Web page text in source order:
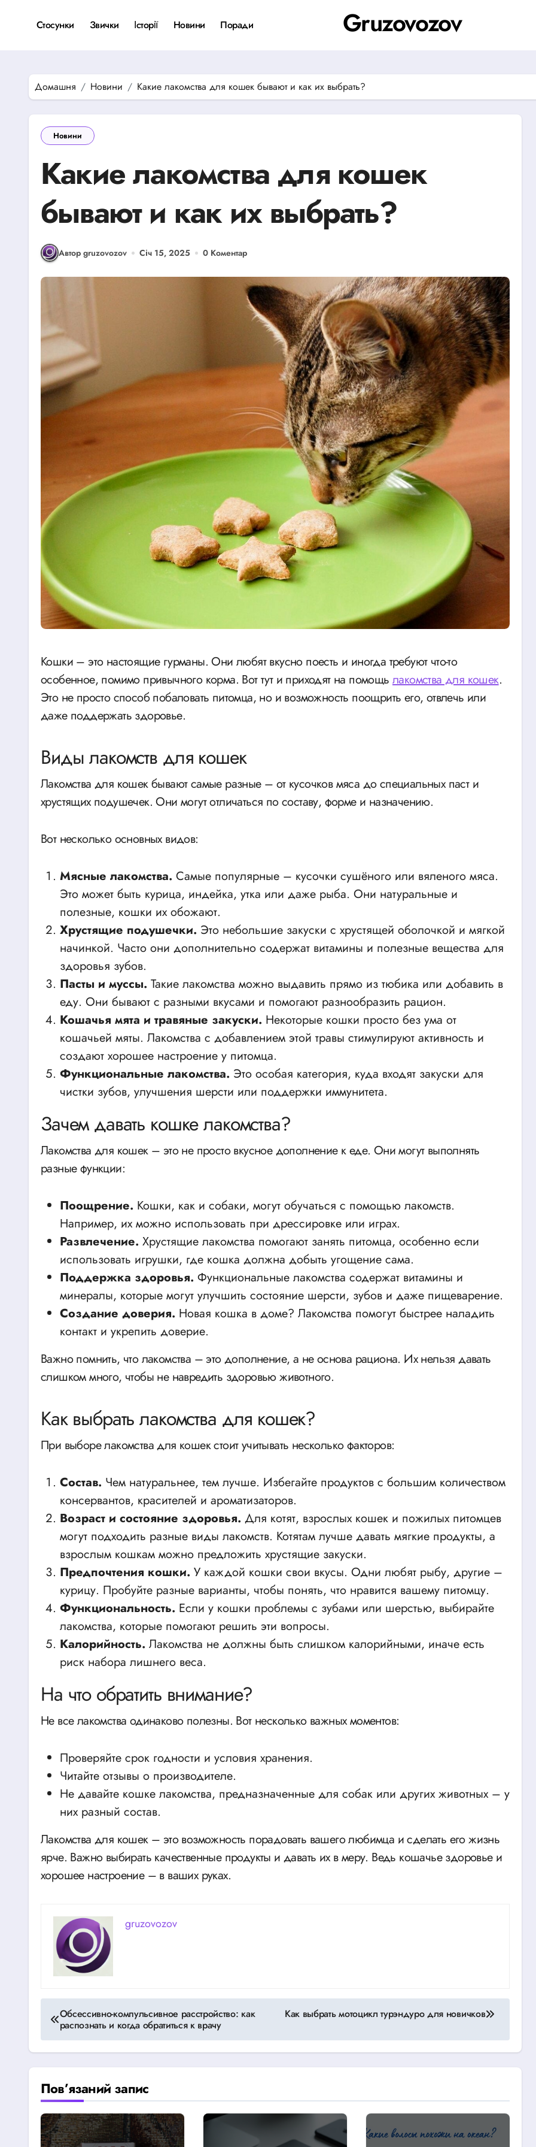
Стосунки Звички Історії Новини Поради Gruzovozov
Домашня Новини Какие лакомства для кошек бывают и как их выбрать?
Новини
Какие лакомства для кошек
бывают и как их выбрать?
Автор gruzovozov Січ 15, 2025 0 Коментар
Кошки – это настоящие гурманы. Они любят вкусно поесть и иногда требуют что-то
особенное, помимо привычного корма. Вот тут и приходят на помощьлакомства для кошек.
Это не просто способ побаловать питомца, но и возможность поощрить его, отвлечь или
даже поддержать здоровье.
Виды лакомств для кошек
Лакомства для кошек бывают самые разные – от кусочков мяса до специальных паст и
хрустящих подушечек. Они могут отличаться по составу, форме и назначению.
Вот несколько основных видов:
Мясные лакомства. Самые популярные – кусочки сушёного или вяленого мяса.
Это может быть курица, индейка, утка или даже рыба. Они натуральные и
полезные, кошки их обожают.
Хрустящие подушечки. Это небольшие закуски с хрустящей оболочкой и мягкой
начинкой. Часто они дополнительно содержат витамины и полезные вещества для
здоровья зубов.
Пасты и муссы. Такие лакомства можно выдавить прямо из тюбика или добавить в
еду. Они бывают с разными вкусами и помогают разнообразить рацион.
Кошачья мята и травяные закуски. Некоторые кошки просто без ума от
кошачьей мяты. Лакомства с добавлением этой травы стимулируют активность и
создают хорошее настроение у питомца.
Функциональные лакомства. Это особая категория, куда входят закуски для
чистки зубов, улучшения шерсти или поддержки иммунитета.
Зачем давать кошке лакомства?
Лакомства для кошек – это не просто вкусное дополнение к еде. Они могут выполнять
разные функции:
Поощрение. Кошки, как и собаки, могут обучаться с помощью лакомств.
Например, их можно использовать при дрессировке или играх.
Развлечение. Хрустящие лакомства помогают занять питомца, особенно если
использовать игрушки, где кошка должна добыть угощение сама.
Поддержка здоровья. Функциональные лакомства содержат витамины и
минералы, которые могут улучшить состояние шерсти, зубов и даже пищеварение.
Создание доверия. Новая кошка в доме? Лакомства помогут быстрее наладить
контакт и укрепить доверие.
Важно помнить, что лакомства – это дополнение, а не основа рациона. Их нельзя давать
слишком много, чтобы не навредить здоровью животного.
Как выбрать лакомства для кошек?
При выборе лакомства для кошек стоит учитывать несколько факторов:
Состав. Чем натуральнее, тем лучше. Избегайте продуктов с большим количеством
консервантов, красителей и ароматизаторов.
Возраст и состояние здоровья. Для котят, взрослых кошек и пожилых питомцев
могут подходить разные виды лакомств. Котятам лучше давать мягкие продукты, а
взрослым кошкам можно предложить хрустящие закуски.
Предпочтения кошки. У каждой кошки свои вкусы. Одни любят рыбу, другие –
курицу. Пробуйте разные варианты, чтобы понять, что нравится вашему питомцу.
Функциональность. Если у кошки проблемы с зубами или шерстью, выбирайте
лакомства, которые помогают решить эти вопросы.
Калорийность. Лакомства не должны быть слишком калорийными, иначе есть
риск набора лишнего веса.
На что обратить внимание?
Не все лакомства одинаково полезны. Вот несколько важных моментов:
Проверяйте срок годности и условия хранения.
Читайте отзывы о производителе.
Не давайте кошке лакомства, предназначенные для собак или других животных – у
них разный состав.
Лакомства для кошек – это возможность порадовать вашего любимца и сделать его жизнь
ярче. Важно выбирать качественные продукты и давать их в меру. Ведь кошачье здоровье и
хорошее настроение – в ваших руках.
gruzovozov
Навігація
записів
Обсессивно-компульсивное расстройство: как
распознать и когда обратиться к врачу
Как выбрать мотоцикл турэндуро для новичков
Пов’язаний запис